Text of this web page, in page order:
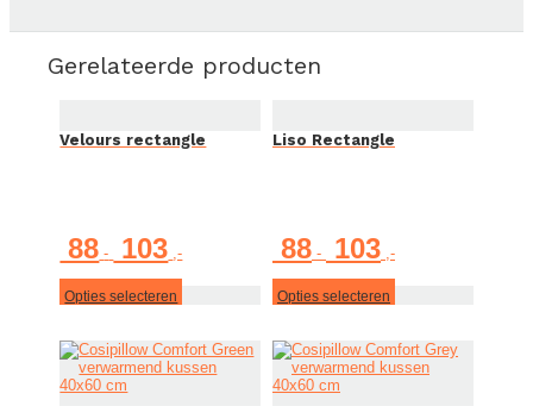
Gerelateerde producten
Velours rectangle
88 - 103€ 88
tot
€ 103
Opties selecteren
meerdere
variaties.
Liso Rectangle
88 - 103€ 88
tot
€ 103
Opties selecteren
meerdere
variaties.